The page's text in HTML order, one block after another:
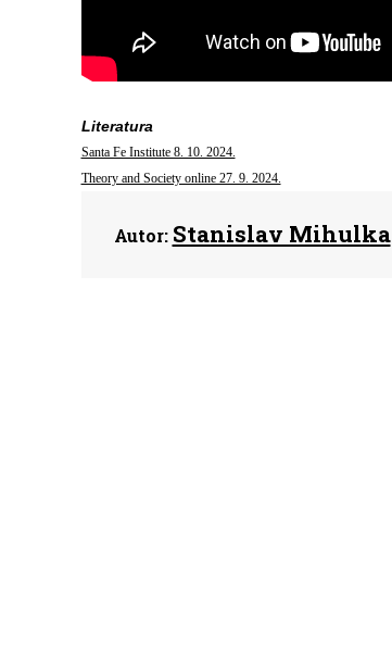
Literatura
Santa Fe Institute 8. 10. 2024.
Theory and Society online 27. 9. 2024.
Autor: Stanislav Mihulka